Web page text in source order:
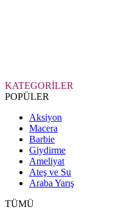
KATEGORİLER
POPÜLER
Aksiyon
Macera
Barbie
Giydirme
Ameliyat
Ateş ve Su
Araba Yarış
TÜMÜ